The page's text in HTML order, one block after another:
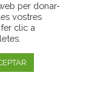
per donar-
vostres
clic a